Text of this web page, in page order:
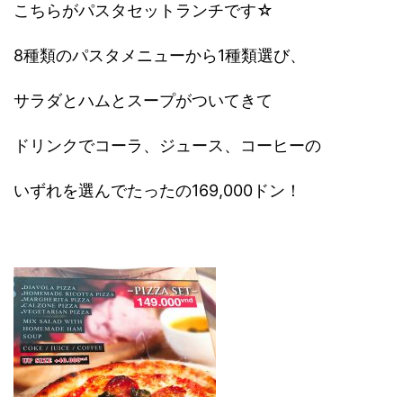
こちらがパスタセットランチです☆
8種類のパスタメニューから1種類選び、
サラダとハムとスープがついてきて
ドリンクでコーラ、ジュース、コーヒーの
いずれを選んでたったの169,000ドン！